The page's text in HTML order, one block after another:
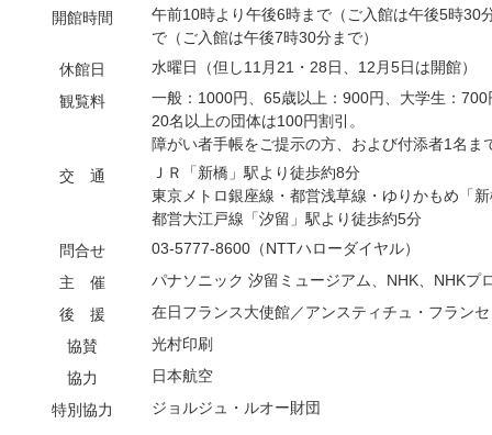
開館時間
午前10時より午後6時まで（ご入館は午後5時
で（ご入館は午後7時30分まで）
休館日
水曜日（但し11月21・28日、12月5日は開館）
観覧料
一般：1000円、65歳以上：900円、大学生：
20名以上の団体は100円割引。
障がい者手帳をご提示の方、および付添者1名ま
交 通
ＪＲ「新橋」駅より徒歩約8分
東京メトロ銀座線・都営浅草線・ゆりかもめ「
都営大江戸線「汐留」駅より徒歩約5分
問合せ
03-5777-8600（NTTハローダイヤル）
主 催
パナソニック 汐留ミュージアム、NHK、NHKプ
後 援
在日フランス大使館／アンスティチュ・フラン
協賛
光村印刷
協力
日本航空
特別協力
ジョルジュ・ルオー財団